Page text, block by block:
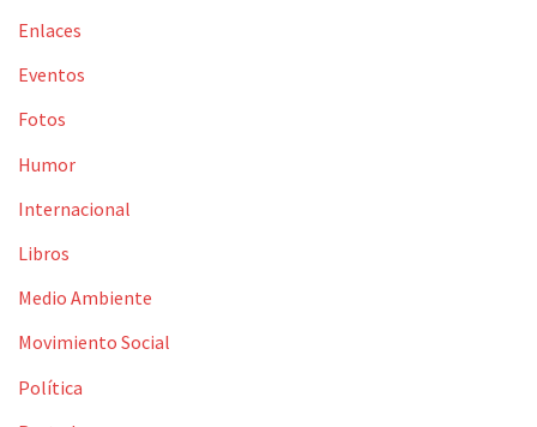
Enlaces
Eventos
Fotos
Humor
Internacional
Libros
Medio Ambiente
Movimiento Social
Política